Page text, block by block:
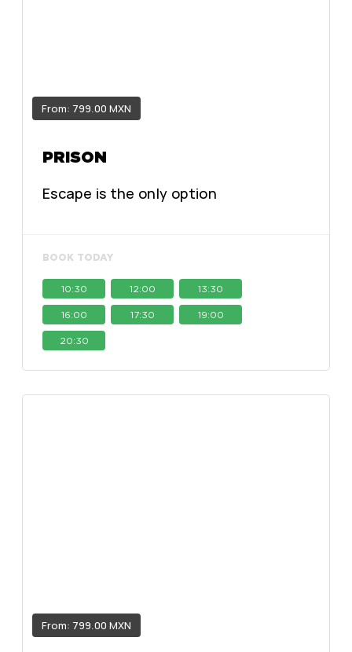
From: 799.00 MXN
PRISON
Escape is the only option
BOOK TODAY
10:30 12:00 13:30
16:00 17:30 19:00
20:30
From: 799.00 MXN